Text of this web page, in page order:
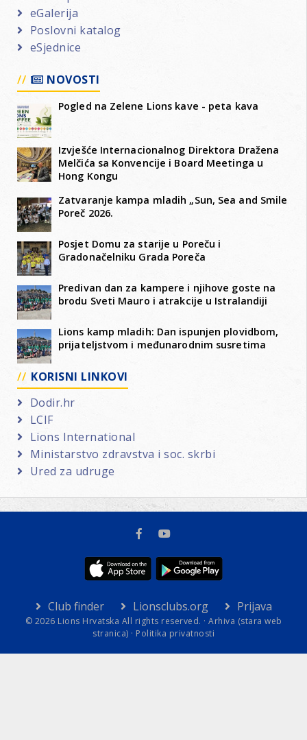
eGalerija
Poslovni katalog
eSjednice
NOVOSTI
Pogled na Zelene Lions kave - peta kava
Izvješće Internacionalnog Direktora Dražena
Melčića sa Konvencije i Board Meetinga u
Hong Kongu
Zatvaranje kampa mladih „Sun, Sea and Smile
Poreč 2026.
Posjet Domu za starije u Poreču i
Gradonačelniku Grada Poreča
Predivan dan za kampere i njihove goste na
brodu Sveti Mauro i atrakcije u Istralandiji
Lions kamp mladih: Dan ispunjen plovidbom,
prijateljstvom i međunarodnim susretima
KORISNI LINKOVI
Dodir.hr
LCIF
Lions International
Ministarstvo zdravstva i soc. skrbi
Ured za udruge
Club finder Lionsclubs.org Prijava
© 2026 Lions Hrvatska All rights reserved. · Arhiva (stara web
stranica) · Politika privatnosti